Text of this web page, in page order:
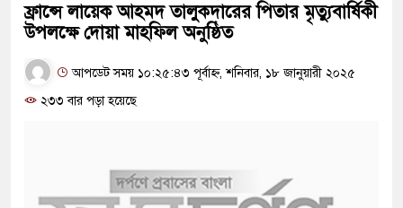
ফ্রান্সে লায়েক আহমদ তালুকদারের পিতার মৃত্যুবার্ষিকী
উপলক্ষে দোয়া মাহফিল অনুষ্ঠিত
আপডেট সময় ১০:২৫:৪৩ পূর্বাহ্ন, শনিবার, ১৮ জানুয়ারী ২০২৫
২৩৩ বার পড়া হয়েছে